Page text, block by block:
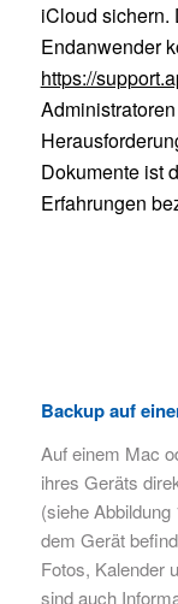
iCloud sichern.
Endanwender
https://
Dokumente ist
Erfahrungen
Backup auf
Auf einem Mac
ihres Geräts
(siehe
dem Gerät
Fotos, Kalender
sind auch